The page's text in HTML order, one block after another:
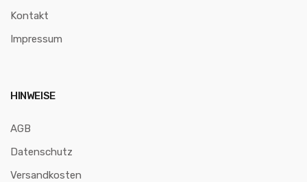
Kontakt
Impressum
HINWEISE
AGB
Datenschutz
Versandkosten